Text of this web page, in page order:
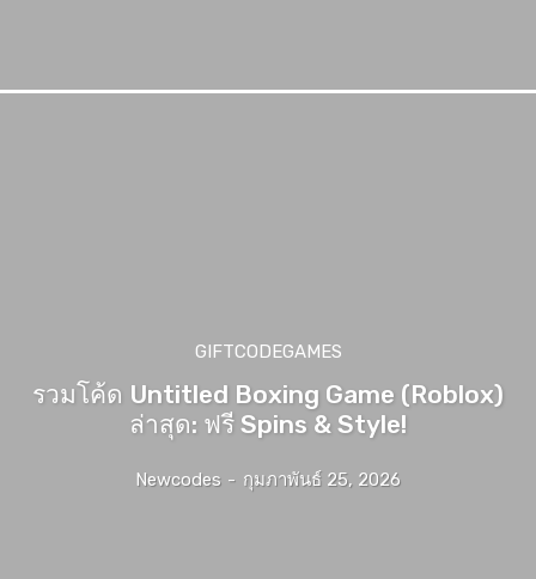
GIFTCODEGAMES
รวมโค้ด Untitled Boxing Game (Roblox)
ล่าสุด: ฟรี Spins & Style!
Newcodes - กุมภาพันธ์ 25, 2026